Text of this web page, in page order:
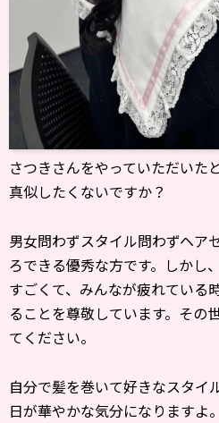
さつきさんをやっていただいた
真似したくないですか？
男女問わずスタイル問わずヘア
ろできる優秀な方です。しかし
すごくて、みんなが疲れている
ることを尊敬しています。その
てください。
自分で髪を巻いて好きなスタイ
日が華やかな気分になりますよ